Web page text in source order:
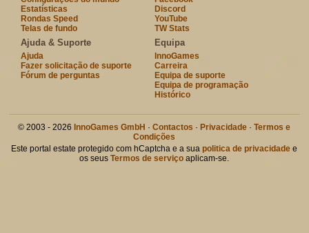
Estatísticas
Rondas Speed
Telas de fundo
Discord
YouTube
TW Stats
Ajuda & Suporte
Ajuda
Fazer solicitação de suporte
Fórum de perguntas
Equipa
InnoGames
Carreira
Equipa de suporte
Equipa de programação
Histórico
© 2003 - 2026 InnoGames GmbH ·Contactos · Privacidade ·Termos e
Condições
Este portal estate protegido com hCaptcha e a suapolitica de privacidade e
os seusTermos de serviço aplicam-se.